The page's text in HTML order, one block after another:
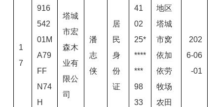
1
7
916
542
01M
A79
FF
N74
H
塔城
市宏
森木
业有
限公
司
潘
志
侠
居
民
身
份
证
41
02
25*
****
***
98
33
地区
塔城
市窝
依加
依劳
牧场
农田
202
6-06
-01